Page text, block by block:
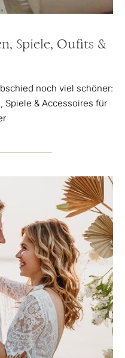
Spiele, Oufits &
noch viel schöner:
Spiele & Accessoires für